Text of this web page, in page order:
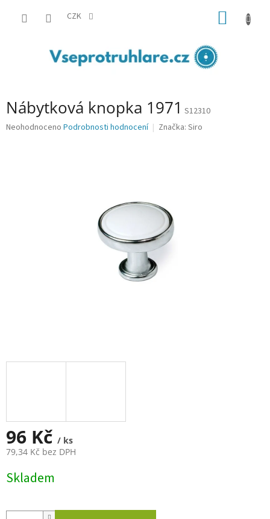
CZK
Nábytková knopka 1971 S12310
Průměrné
Neohodnoceno Podrobnosti hodnocení Značka: Siro
96 Kč / ks
79,34 Kč bez DPH
cena:
Skladem